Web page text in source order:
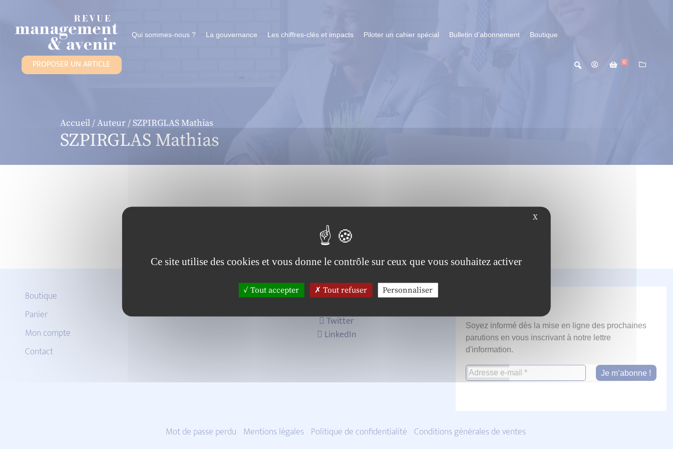
Qui sommes-nous ? La gouvernance Les chiffres-clés et impacts Piloter un cahier spécial Bulletin d’abonnement Boutique
PROPOSER UN ARTICLE 0
Accueil/Auteur/ SZPIRGLAS Mathias
SZPIRGLAS Mathias
Boutique
Panier
Mon compte
Contact
Twitter
LinkedIn
Soyez informé dès la mise en ligne des prochaines
parutions en vous inscrivant à notre lettre
d'information.
Mot de passe perdu Mentions légales Politique de confidentialité Conditions générales de ventes
X
Ce site utilise des cookies et vous donne le contrôle sur ceux que vous souhaitez activer
Tout accepter Tout refuser Personnaliser